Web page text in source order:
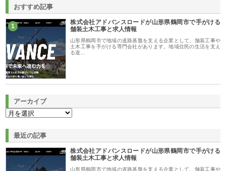
おすすめ記事
1
株式会社アドバンスロードが山形県鶴岡市で手がける
舗装土木工事と求人情報
山形県鶴岡市で地域の道路基盤を支える企業として、舗装工事や
土木工事を手がける専門会社があります。地域住民の生活を支え
る道…
アーカイブ
最近の記事
株式会社アドバンスロードが山形県鶴岡市で手がける
舗装土木工事と求人情報
山形県鶴岡市で地域の道路基盤を支える企業として、舗装工事や